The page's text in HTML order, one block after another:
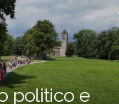
politico e